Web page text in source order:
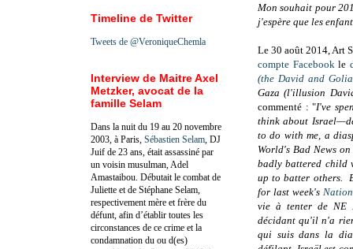
Mon souhait pour
j'espère que les
Le 30 août 2014, Art
compte Facebook le
(the David and
Gaza (l'illusion
commenté : "I've
think about
to do with me, a
World's Bad News
badly battered child
up to batter others.
for last week's
vie à tenter de NE
décidant qu'il n'a
qui suis dans la
Timeline de Twitter
Tweets de @VeroniqueChemla
Interview de Maitre Axel
Metzker, avocat de la
famille Selam
Dans la nuit du 19 au 20 novembre
2003, à Paris, Sébastien Selam , DJ
Juif de 23 ans, était assassiné par
un voisin musulman, Adel
Amastaibou. Débutait le combat de
Juliette et de Stéphane Selam,
respectivement mère et frère du
défunt, afin d’établir toutes les
circonstances de ce crime et la
condamnation du ou d(es)